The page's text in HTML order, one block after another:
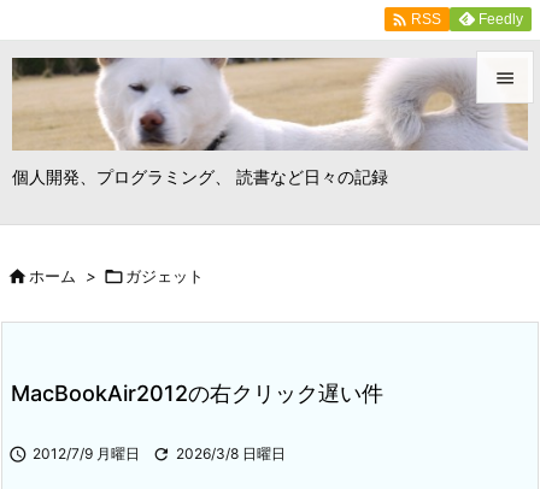
個人開発、プログラミング、 読書など日々の記録


メニュ
 RSS Feedly
ホーム > ガジェット
MacBookAir2012の右クリック遅い件
 2012/7/9 月曜日  2026/3/8 日曜日